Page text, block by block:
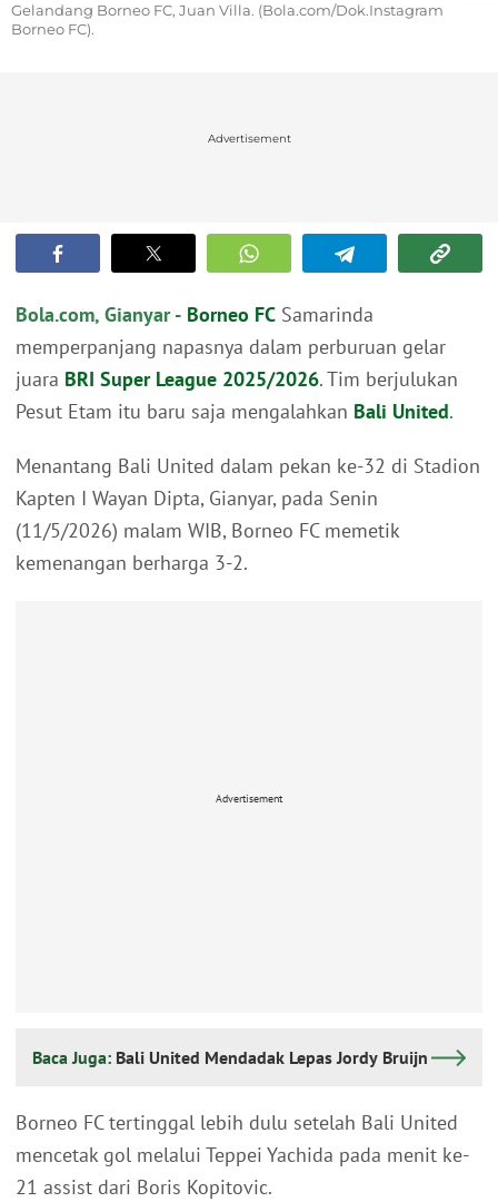
Gelandang Borneo FC, Juan Villa. (Bola.com/Dok.Instagram
Borneo FC).
Advertisement
Bola.com, Gianyar - Borneo FC Samarinda
memperpanjang napasnya dalam perburuan gelar
juara BRI Super League 2025/2026. Tim berjulukan
Pesut Etam itu baru saja mengalahkan Bali United.
Menantang Bali United dalam pekan ke-32 di Stadion
Kapten I Wayan Dipta, Gianyar, pada Senin
(11/5/2026) malam WIB, Borneo FC memetik
kemenangan berharga 3-2.
Advertisement
Baca Juga: Bali United Mendadak Lepas Jordy Bruijn
Borneo FC tertinggal lebih dulu setelah Bali United
mencetak gol melalui Teppei Yachida pada menit ke-
21 assist dari Boris Kopitovic.